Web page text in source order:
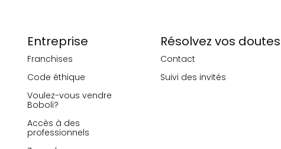
Entreprise
Franchises
Code éthique
Voulez-vous vendre
Boboli?
Accès à des
professionnels
Résolvez vos doutes
Contact
Suivi des invités